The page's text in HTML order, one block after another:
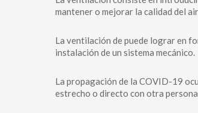
mantener o mejorar la calidad del
La ventilación de puede lograr en
instalación de un sistema mecánico.
La propagación de la COVID-19
estrecho o directo con otra persona.